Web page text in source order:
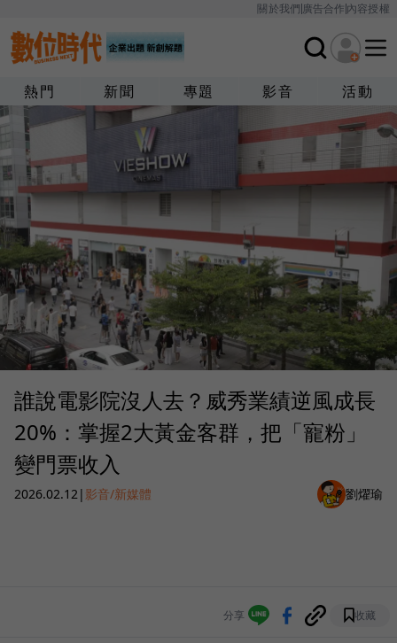
關於我們廣告合作內容授權
熱門 新聞 專題 影音 活動
誰說電影院沒人去？威秀業績逆風成長
20%：掌握2大黃金客群，把「寵粉」
變門票收入
2026.02.12| 影音/新媒體 劉燿瑜
分享 收藏